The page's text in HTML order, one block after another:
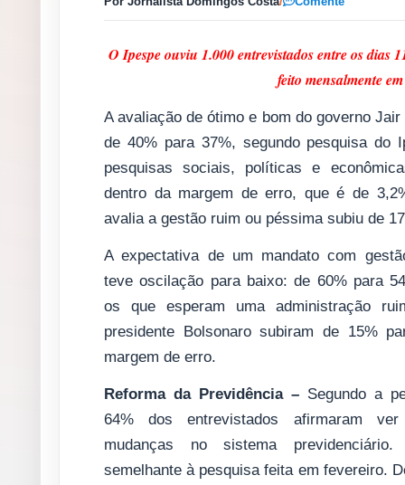
O Ipespe ouviu 1.000 entrevistados entre os dias
feito mensalmente
A avaliação de ótimo e bom do governo
de 40% para 37%, segundo pesquisa do
pesquisas sociais, políticas e
dentro da margem de erro, que é de
avalia a gestão ruim ou péssima subiu de
A expectativa de um mandato com
teve oscilação para baixo: de 60% para
os que esperam uma administração
presidente Bolsonaro subiram de 15%
margem de erro.
Reforma da Previdência – Segundo a
64% dos entrevistados afirmaram ver
mudanças no sistema
semelhante à pesquisa feita em fevereiro.